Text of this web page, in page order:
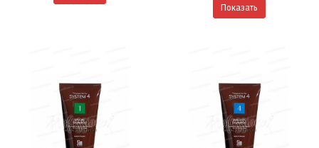
Показать